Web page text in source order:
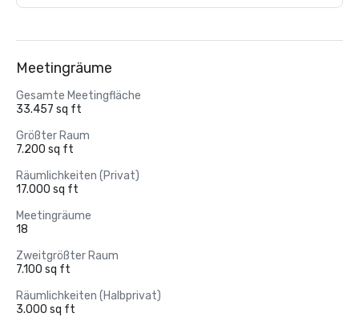
Meetingräume
Gesamte Meetingfläche
33.457 sq ft
Größter Raum
7.200 sq ft
Räumlichkeiten (Privat)
17.000 sq ft
Meetingräume
18
Zweitgrößter Raum
7.100 sq ft
Räumlichkeiten (Halbprivat)
3.000 sq ft